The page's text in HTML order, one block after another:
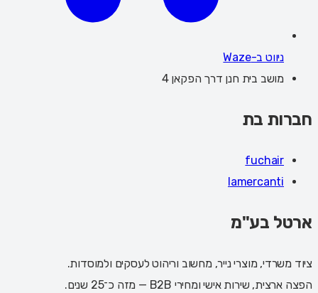
ניווט ב-Waze
מושב בית חנן דרך הפקאן 4
חברות בת
fuchair
lamercanti
ארטל בע"מ
ציוד משרדי, מוצרי נייר, מחשוב וריהוט לעסקים ולמוסדות.
הפצה ארצית, שירות אישי ומחירי B2B — מזה כ־25 שנים.